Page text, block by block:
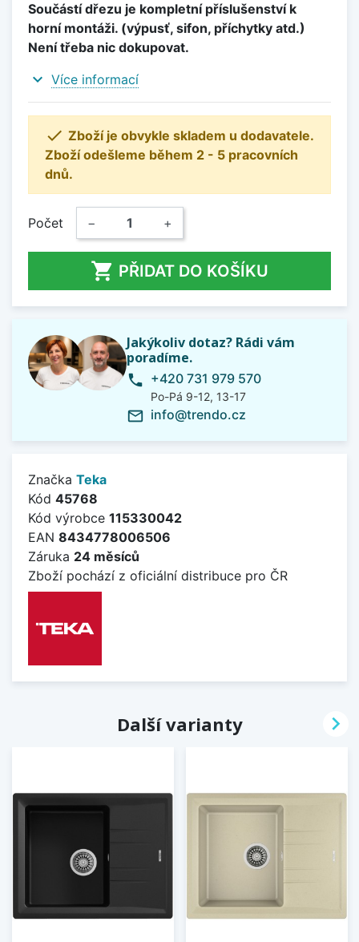
Součástí dřezu je kompletní příslušenství k
horní montáži. (výpusť, sifon, příchytky atd.)
Není třeba nic dokupovat.
expand_more Více informací
 Zboží je obvykle skladem u dodavatele.
Zboží odešleme během 2 - 5 pracovních
dnů.
Počet − +
 PŘIDAT DO KOŠÍKU
Jakýkoliv dotaz? Rádi vám
poradíme.
phone +420 731 979 570
Po-Pá 9-12, 13-17
mail_outline info@trendo.cz
Značka Teka
Kód 45768
Kód výrobce 115330042
EAN 8434778006506
Záruka 24 měsíců
Zboží pochází z oficiální distribuce pro ČR
Další varianty 